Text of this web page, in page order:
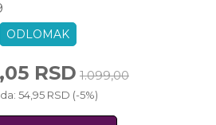
ODLOMAK
RSD 1.099,00
54,95 RSD (-5%)